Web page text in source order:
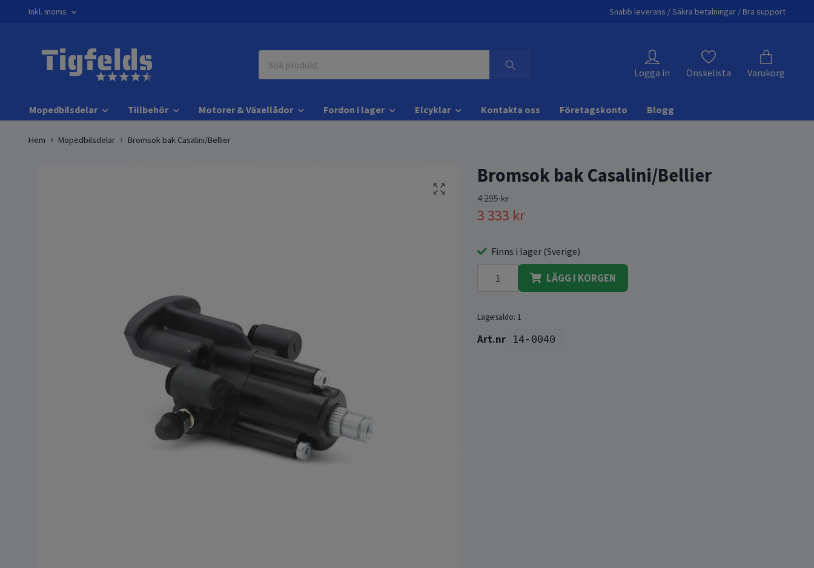
Inkl. moms Snabb leverans / Säkra betalningar / Bra support
Logga in Önskelista Varukorg
Mopedbilsdelar Tillbehör Motorer & Växellådor Fordon i lager Elcyklar Kontakta oss Företagskonto Blogg
Hem Mopedbilsdelar Bromsok bak Casalini/Bellier
Bromsok bak Casalini/Bellier
4 295 kr
3 333 kr
Finns i lager (Sverige)
LÄGG I KORGEN
Lagersaldo: 1
14-0040